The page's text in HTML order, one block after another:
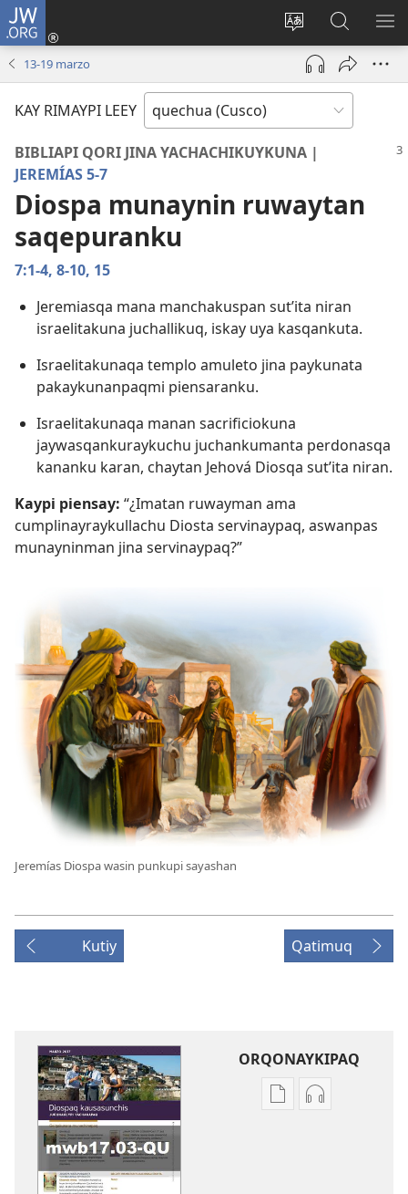
JW.ORG
Direccionpi
akllay
Sutiykiwan
jaykuy
(abre
nueva
JW.ORG
nisqapi
maskhay
13-​19 marzo
KAY RIMAYPI LEEY
BIBLIAPI QORI JINA YACHACHIKUYKUNA |
JEREMÍAS 5-7
Diospa munaynin ruwaytan
saqepuranku
7:1-4, 8-10, 15
Jeremiasqa mana manchakuspan sut’ita niran
israelitakuna juchallikuq, iskay uya kasqankuta.
Israelitakunaqa templo amuleto jina paykunata
pakaykunanpaqmi piensaranku.
Israelitakunaqa manan sacrificiokuna
jaywasqankuraykuchu juchankumanta perdonasqa
kananku karan, chaytan Jehová Diosqa sut’ita niran.
Kaypi piensay: “¿Imatan ruwayman ama
cumplinayraykullachu Diosta servinaypaq, aswanpas
munayninman jina servinaypaq?”
Jeremías Diospa wasin punkupi sayashan
Kutiy Qatimuq
ORQONAYKIPAQ
Kaypi Kaypin